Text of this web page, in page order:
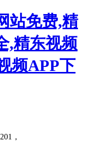
站免费,精
,精东视频
频APP下
，